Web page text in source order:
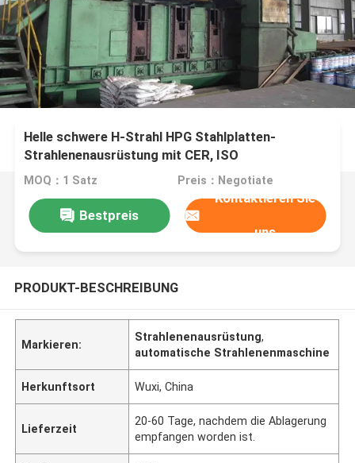
Helle schwere H-Strahl HPG Stahlplatten-
Strahlenenausrüstung mit CER, ISO
MOQ：1 Satz Preis：Negotiate
Bestpreis
Kontaktieren Sie
uns
PRODUKT-BESCHREIBUNG
Markieren:
Strahlenenausrüstung,
automatische Strahlenenmaschine
Herkunftsort Wuxi, China
Lieferzeit
20-60 Tage, nachdem die Ablagerung
empfangen worden ist.